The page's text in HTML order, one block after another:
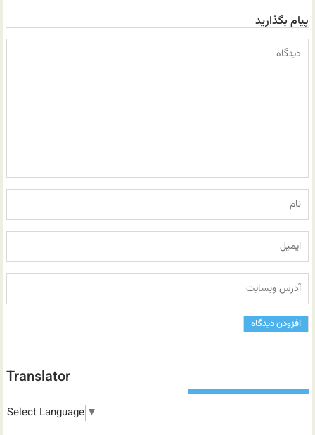
پیام بگذارید
Translator
Select Language ▼